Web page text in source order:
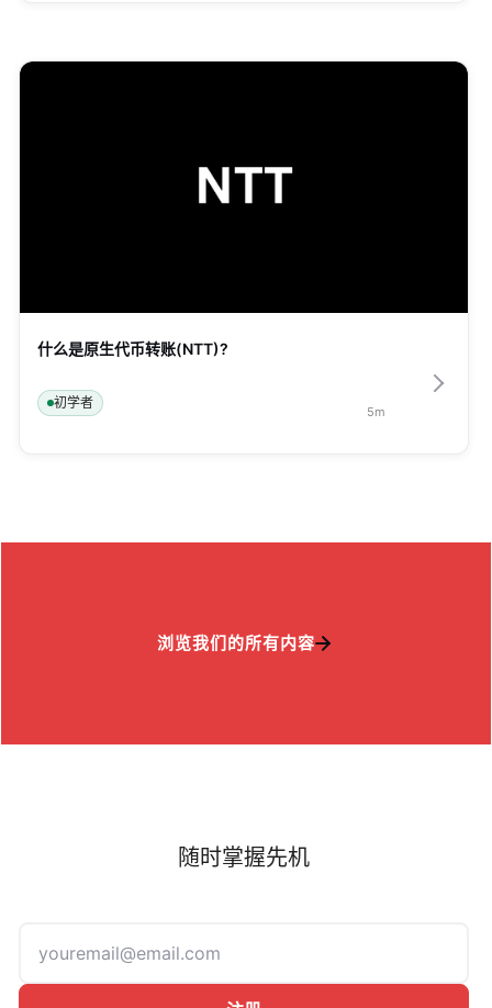
什么是原生代币转账(NTT)?
初学者
5m
浏览我们的所有内容
随时掌握先机